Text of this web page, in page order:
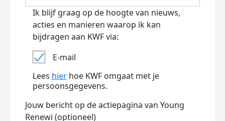
Ik blijf graag op de hoogte van nieuws,
acties en manieren waarop ik kan
bijdragen aan KWF via:
E-mail
Lees hier hoe KWF omgaat met je
persoonsgegevens.
Jouw bericht op de actiepagina van Young
Renewi (optioneel)